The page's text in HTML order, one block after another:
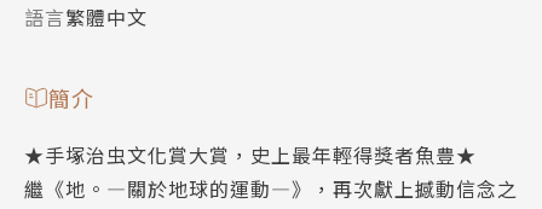
語言繁體中文
簡介
★手塚治虫文化賞大賞，史上最年輕得獎者魚豊★
繼《地。—關於地球的運動—》，再次獻上撼動信念之